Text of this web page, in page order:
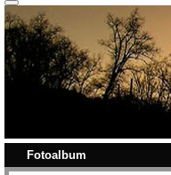
Fotoalbum